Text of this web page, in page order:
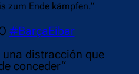
zum Ende kämpfen.“
#BarçaEibar
una distracción que
conceder“